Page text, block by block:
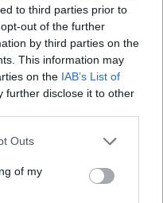
to third parties prior to
out of the further
by third parties on the
This information may
on the IAB’s List of
further disclose it to other
Outs
of my
eseményeket a
minden esetben
a megfelelő szintű